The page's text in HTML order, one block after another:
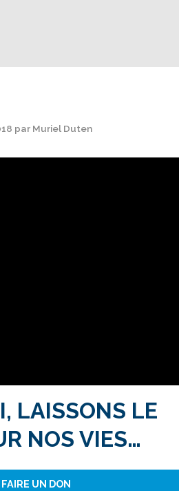
par Muriel Duten
LAISSONS LE
NOS VIES…
FAIRE UN DON